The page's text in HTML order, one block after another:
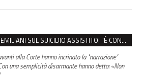
AFFONDO DEI VESCOVI EMILIANI SUL SUICIDIO ASSISTITO: “È CONTRO IL VALORE DELLA PERSONA”
alla Corte hanno incrinato la "narrazione"
una semplicità disarmante hanno detto: «Non